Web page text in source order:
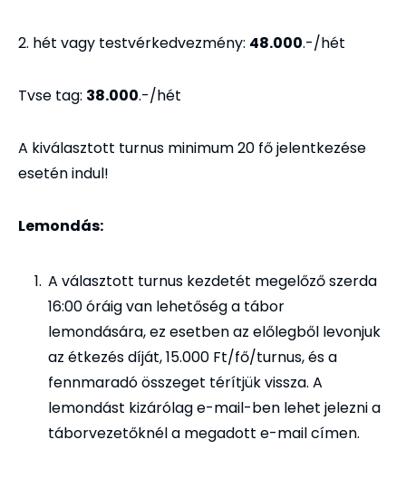
2. hét vagy testvérkedvezmény: 48.000.-/hét
Tvse tag: 38.000.-/hét
A kiválasztott turnus minimum 20 fő jelentkezése
esetén indul!
Lemondás:
A választott turnus kezdetét megelőző szerda
16:00 óráig van lehetőség a tábor
lemondására, ez esetben az előlegből levonjuk
az étkezés díját, 15.000 Ft/fő/turnus, és a
fennmaradó összeget térítjük vissza. A
lemondást kizárólag e-mail-ben lehet jelezni a
táborvezetőknél a megadott e-mail címen.